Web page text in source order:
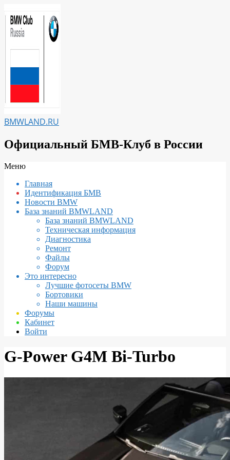
к
содержимому
BMWLAND.RU
Официальный БМВ-Клуб в России
Вторичное
навигации
Меню
Главная
Идентификация БМВ
Новости BMW
База знаний BMWLAND
База знаний BMWLAND
Техническая информация
Диагностика
Ремонт
Файлы
Форум
Это интересно
Лучшие фотосеты BMW
Бортовики
Наши машины
Форумы
Кабинет
Войти
G-Power G4M Bi-Turbo